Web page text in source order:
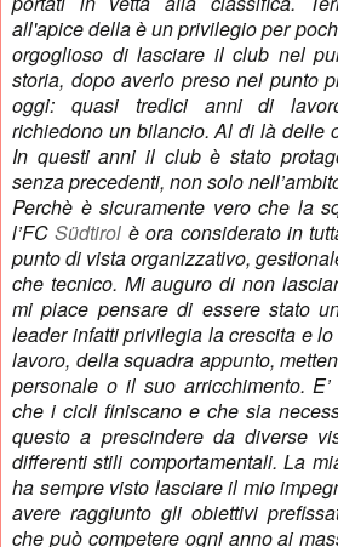
all'apice della è un privilegio per
orgoglioso di lasciare il club nel
storia, dopo averlo preso nel punto
oggi: quasi tredici anni di
richiedono un bilancio. Al di là delle
In questi anni il club è stato
senza precedenti, non solo
Perchè è sicuramente vero che la
l’FC Südtirol è ora considerato in
punto di vista organizzativo,
che tecnico. Mi auguro di non
mi piace pensare di essere stato
leader infatti privilegia la crescita e
lavoro, della squadra appunto,
personale o il suo arricchimento.
che i cicli finiscano e che sia
questo a prescindere da diverse
differenti stili comportamentali. La
ha sempre visto lasciare il mio
avere raggiunto gli obiettivi
che può competere ogni anno ai